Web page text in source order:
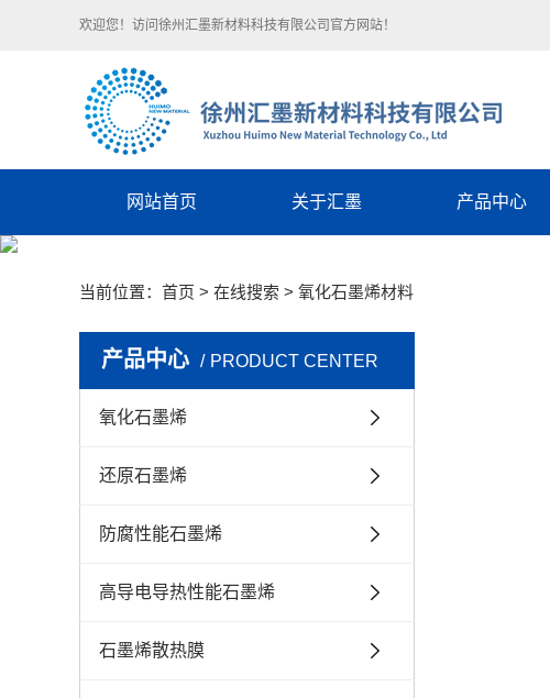
欢迎您！访问徐州汇墨新材料科技有限公司官方网站！
网站首页 关于汇墨
企业文化
产品中心
当前位置： 首页 > 在线搜索 > 氧化石墨烯材料
产品中心 PRODUCT CENTER
氧化石墨烯
还原石墨烯
防腐性能石墨烯
高导电导热性能石墨烯
石墨烯散热膜